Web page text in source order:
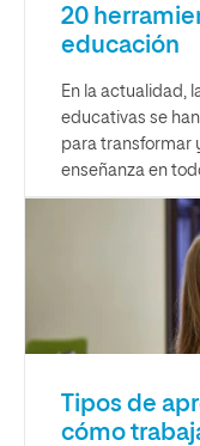
20
educación
En la actualidad,
educativas se
para transformar
enseñanza en
Tipos de
cómo